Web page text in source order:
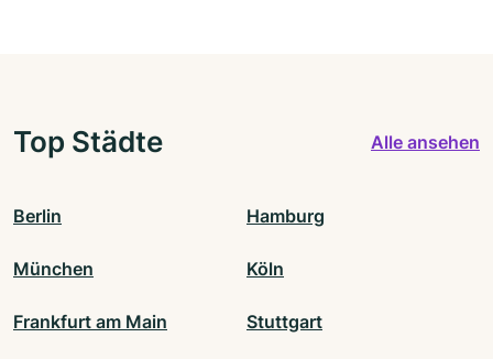
Top Städte Alle ansehen
Berlin Hamburg
München Köln
Frankfurt am Main Stuttgart